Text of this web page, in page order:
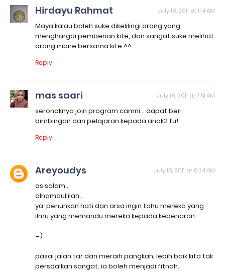
Hirdayu Rahmat July 18, 2011 at 1:14 AM
Maya kalau boleh suke dikelilingi orang yang
menghargai pemberian kite, dan sangat suke melihat
orang mbire bersama kite ^^
Reply
mas saari July 18, 2011 at 7:51 AM
seronoknya join program camni... dapat beri
bimbingan dan pelajaran kepada anak2 tu!
Reply
Areyoudys July 18, 2011 at 8:34 AM
as salam..
alhamduliilah..
ya. penuhkan hati dan arsa ingin tahu mereka yang
ilmu yang memandu mereka kepada kebenaran.
=)
pasal jalan tar dan meraih pangkah, lebih baik kita tak
persoalkan sangat. ia boleh menjadi fitnah.